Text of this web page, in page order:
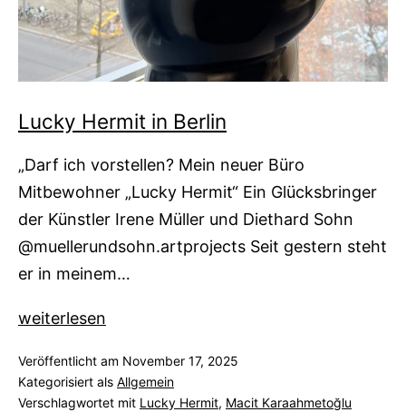
Lucky Hermit in Berlin
„Darf ich vorstellen? Mein neuer Büro
Mitbewohner „Lucky Hermit“ Ein Glücksbringer
der Künstler Irene Müller und Diethard Sohn
@muellerundsohn.artprojects Seit gestern steht
er in meinem…
Lucky
in
Berlin
weiterlesen
Veröffentlicht am November 17, 2025
Kategorisiert als Allgemein
Verschlagwortet mit Lucky Hermit, Macit Karaahmetoğlu